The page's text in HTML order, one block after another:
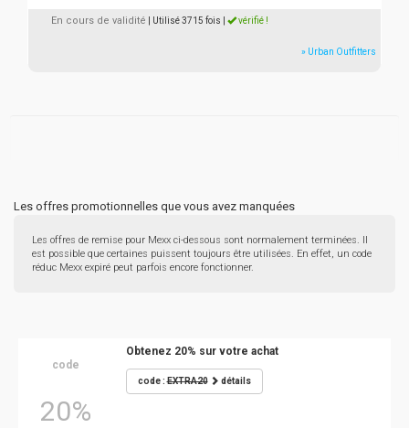
En cours de validité | Utilisé 3715 fois vérifié !
» Urban Outfitters
Les offres promotionnelles que vous avez manquées
Les offres de remise pour Mexx ci-dessous sont normalement terminées. Il
est possible que certaines puissent toujours être utilisées. En effet, un code
réduc Mexx expiré peut parfois encore fonctionner.
code
20%
Obtenez 20% sur votre achat
code :EXTRA20 détails